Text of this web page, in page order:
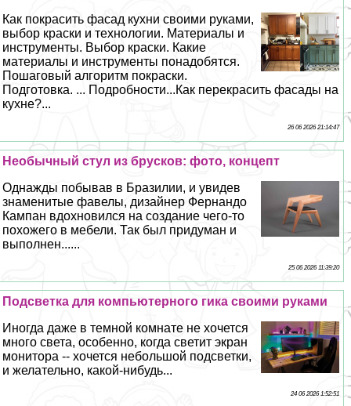
Как покрасить фасад кухни своими руками,
выбор краски и технологии. Материалы и
инструменты. Выбор краски. Какие
материалы и инструменты понадобятся.
Пошаговый алгоритм покраски.
Подготовка. ... Подробности...Как перекрасить фасады на
кухне?...
26 06 2026 21:14:47
Необычный стул из брусков: фото, концепт
Однажды побывав в Бразилии, и увидев
знаменитые фавелы, дизайнер Фернандо
Кампан вдохновился на создание чего-то
похожего в мебели. Так был придуман и
выполнен......
25 06 2026 11:39:20
Подсветка для компьютерного гика своими руками
Иногда даже в темной комнате не хочется
много света, особенно, когда светит экран
монитора -- хочется небольшой подсветки,
и желательно, какой-нибудь...
24 06 2026 1:52:51